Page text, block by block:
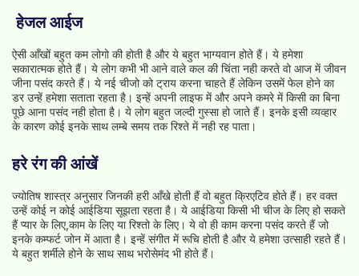
हेजल आईज
ऐसी आँखों बहुत कम लोगो की होती है और ये बहुत भाग्यवान होते हैं। ये हमेशा
सकारात्‍मक होते हैं। ये लोग कभी भी आने वाले कल की चिंता नही करते वो आज में जीवन
जीना पसंद करते हैं। ये नई चीजो को ट्राय करना चाहते हैं लेकिन उसमें फेल होने का
डर उन्हें हमेशा सताता रहता है। इन्हें अपनी लाइफ में और अपने कमरे में किसी का बिना
पूछे आना पसंद नही होता है। ये लोग बहुत जल्दी गुस्सा हो जाते हैं। इनके इसी व्यव्हार
के कारण कोई इनके साथ लम्बे समय तक रिश्ते में नही रह पाता।
हरे रंग की आंखें
ज्योतिष शास्त्र अनुसार जिनकी हरी आँखे होती हैं वो बहुत क्रिएटिव होते हैं। हर वक्त
उन्हें कोई न कोई आईडिया सूझता रहता है। ये आईडिया किसी भी चीज के लिए हो सकते
हैं प्यार के लिए,काम के लिए या रिश्तो के लिए। ये वो ही काम करना पसंद करते हैं जो
इनके कम्फर्ट जोन में आता है। इन्हें संगीत में रूचि होती है और ये हमेशा उत्‍साही रहते हैं।
ये बहुत शर्मीले होने के साथ साथ भरोसेमंद भी होते हैं।